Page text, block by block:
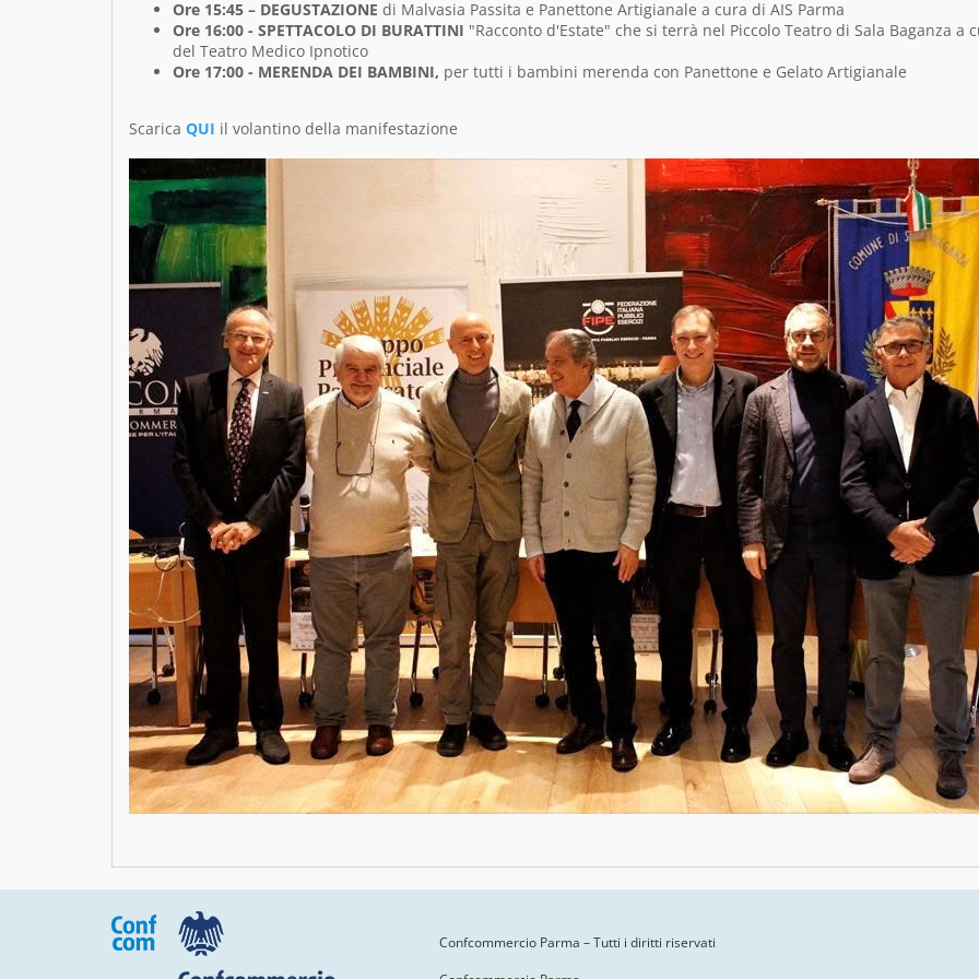
Ore 15:45 – DEGUSTAZIONE di Malvasia Passita e Panettone Artigianale a cura di AIS Parma
Ore 16:00 - SPETTACOLO DI BURATTINI "Racconto d'Estate" che si terrà nel Piccolo Teatro di Sala Baganza a
del Teatro Medico Ipnotico
Ore 17:00 - MERENDA DEI BAMBINI, per tutti i bambini merenda con Panettone e Gelato Artigianale
Scarica QUI il volantino della manifestazione
Confcommercio Parma – Tutti i diritti riservati